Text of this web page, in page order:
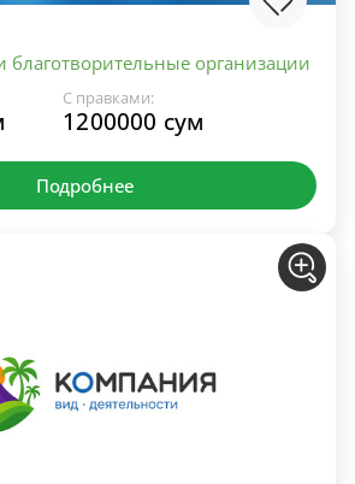
организации
С правками:
1200000 сум
Подробнее